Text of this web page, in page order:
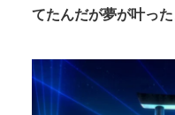
てたんだが夢が叶った